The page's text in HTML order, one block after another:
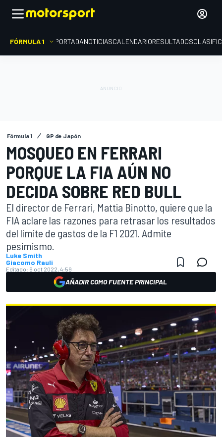
FÓRMULA 1 PORTADANOTICIASCALENDARIORESULTADOS
Fórmula 1 GP de Japón
MOSQUEO EN FERRARI
PORQUE LA FIA AÚN NO
DECIDA SOBRE RED BULL
El director de Ferrari, Mattia Binotto, quiere que la
FIA aclare las razones para retrasar los resultados
del límite de gastos de la F1 2021. Admite
pesimismo.
Luke Smith
Giacomo Rauli
Editado: 9 oct 2022, 4:59
AÑADIR COMO FUENTE PRINCIPAL